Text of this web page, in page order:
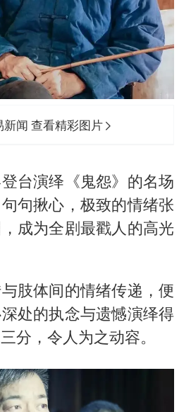
新闻 查看精彩图片
台演绎《鬼怨》的名场
句揪心，极致的情绪张
成为全剧最戳人的高光
肢体间的情绪传递，便
处的执念与遗憾演绎得
分，令人为之动容。